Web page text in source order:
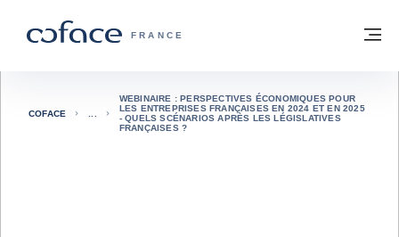
COFACE, FOR TRADE - PAGE
FRANCE
Retour à la page d'accueil
COFACE
WEBINAIRE : PERSPECTIVES ÉCONOMIQUES POUR
LES ENTREPRISES FRANÇAISES EN 2024 ET EN 2025
- QUELS SCÉNARIOS APRÈS LES LÉGISLATIVES
FRANÇAISES ?